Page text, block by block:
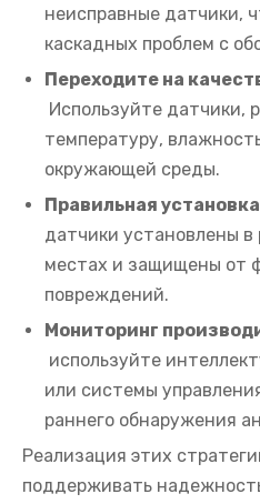
неисправные датчики,
каскадных проблем с
Переходите на
Используйте датчики,
температуру,
окружающей среды.
Правильная
датчики установлены
местах и ​​защищены от
повреждений.
Мониторинг
используйте
или системы
раннего обнаружения
Реализация этих
поддерживать